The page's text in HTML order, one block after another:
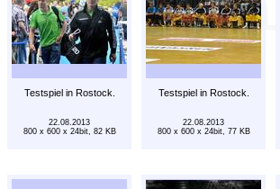
Testspiel in Rostock. Testspiel in Rostock.
22.08.2013
800 x 600 x 24bit, 82 KB
22.08.2013
800 x 600 x 24bit, 77 KB